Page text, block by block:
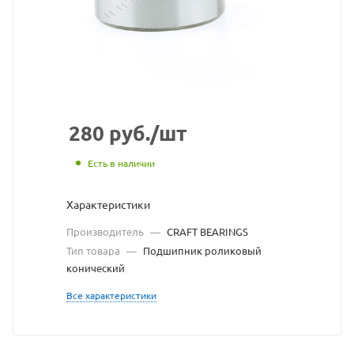
https://
по
разрешения
владельца
280 руб./шт
Есть в наличии
Характеристики
Производитель — CRAFT BEARINGS
Тип товара — Подшипник роликовый
конический
Все характеристики